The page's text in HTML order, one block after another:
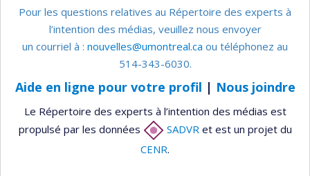
Pour les questions relatives au Répertoire des experts à
l’intention des médias, veuillez nous envoyer
un courriel à : nouvelles@umontreal.ca ou téléphonez au
514-343-6030.
Aide en ligne pour votre profil | Nous joindre
Le Répertoire des experts à l’intention des médias est
propulsé par les données
SADVR et est un projet du
CENR.